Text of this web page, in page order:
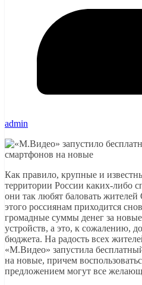
admin
Как правило, крупные и
территории России каких-либо
они так любят баловать
этого россиянам приходится
громадные суммы денег за
устройств, а это, к сожалению,
бюджета. На радость всех
«М.Видео» запустила
на новые, причем
предложением могут все